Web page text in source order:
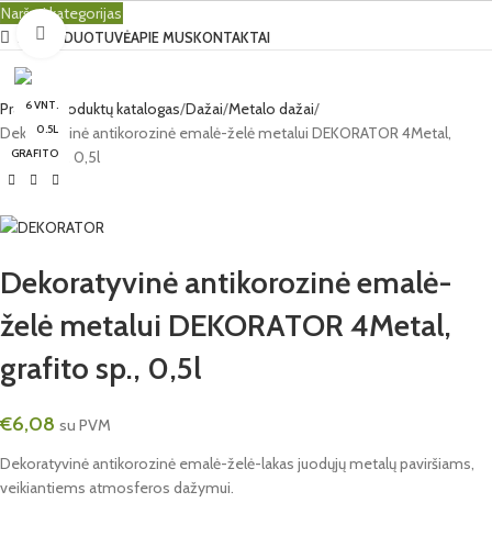
Naršyti kategorijas
EL. PARDUOTUVĖAPIE MUSKONTAKTAI
6 VNT.
0.5L
GRAFITO
Click to enlarge
Pradžia Produktų katalogas Dažai Metalo dažai
Dekoratyvinė antikorozinė emalė-želė metalui DEKORATOR 4Metal,
grafito sp., 0,5l
Dekoratyvinė antikorozinė emalė-
želė metalui DEKORATOR 4Metal,
grafito sp., 0,5l
€6,08 su PVM
Dekoratyvinė antikorozinė emalė-želė-lakas juodųjų metalų paviršiams,
veikiantiems atmosferos dažymui.